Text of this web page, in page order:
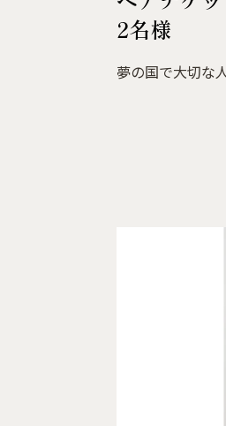
2名様
夢の国で大切な